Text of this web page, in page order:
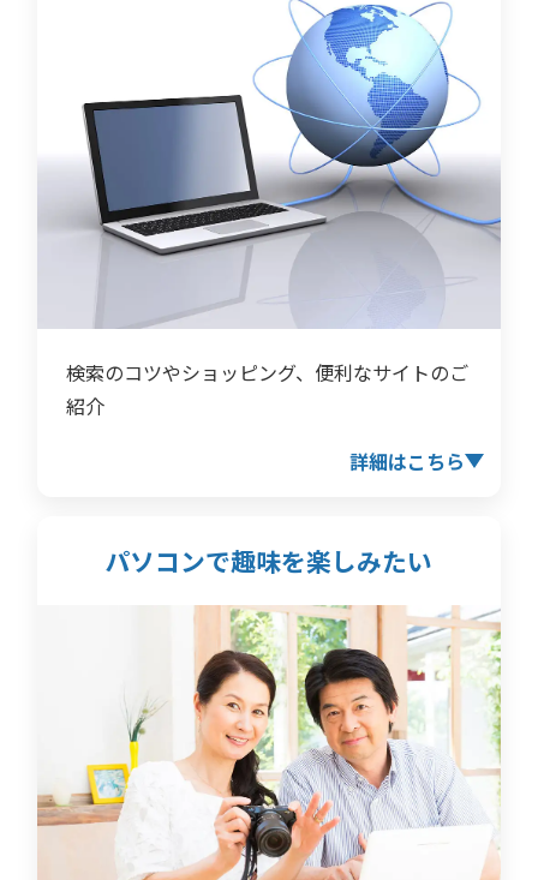
検索のコツやショッピング、便利なサイトのご
紹介
詳細はこちら
パソコンで趣味を楽しみたい